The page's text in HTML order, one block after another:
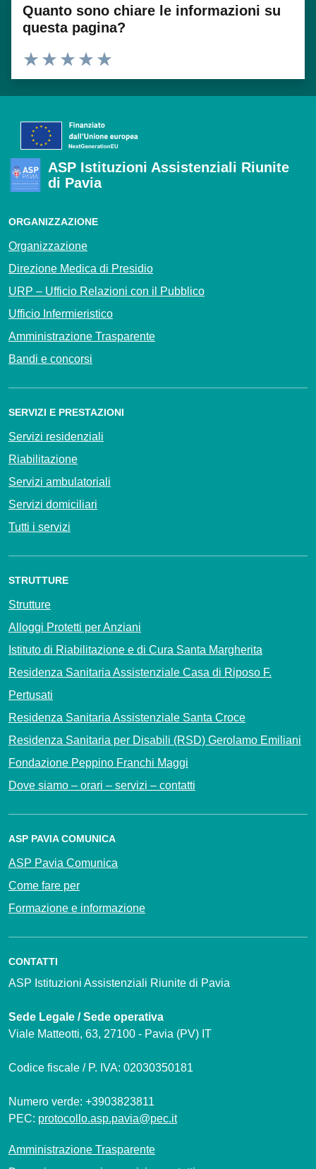
Quanto sono chiare le informazioni su
questa pagina?
ASP Istituzioni Assistenziali Riunite
di Pavia
ORGANIZZAZIONE
Organizzazione
Direzione Medica di Presidio
URP – Ufficio Relazioni con il Pubblico
Ufficio Infermieristico
Amministrazione Trasparente
Bandi e concorsi
SERVIZI E PRESTAZIONI
Servizi residenziali
Riabilitazione
Servizi ambulatoriali
Servizi domiciliari
Tutti i servizi
STRUTTURE
Strutture
Alloggi Protetti per Anziani
Istituto di Riabilitazione e di Cura Santa Margherita
Residenza Sanitaria Assistenziale Casa di Riposo F.
Pertusati
Residenza Sanitaria Assistenziale Santa Croce
Residenza Sanitaria per Disabili (RSD) Gerolamo Emiliani
Fondazione Peppino Franchi Maggi
Dove siamo – orari – servizi – contatti
ASP PAVIA COMUNICA
ASP Pavia Comunica
Come fare per
Formazione e informazione
CONTATTI
ASP Istituzioni Assistenziali Riunite di Pavia
Sede Legale / Sede operativa
Viale Matteotti, 63, 27100 - Pavia (PV) IT
Codice fiscale / P. IVA: 02030350181
Numero verde: +3903823811
PEC: protocollo.asp.pavia@pec.it
Amministrazione Trasparente